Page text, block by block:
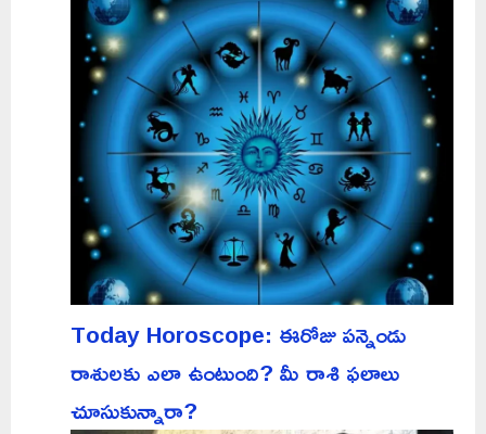
Today Horoscope: ఈరోజు పన్నెండు
రాశులకు ఎలా ఉంటుంది? మీ రాశి ఫలాలు
చూసుకున్నారా?